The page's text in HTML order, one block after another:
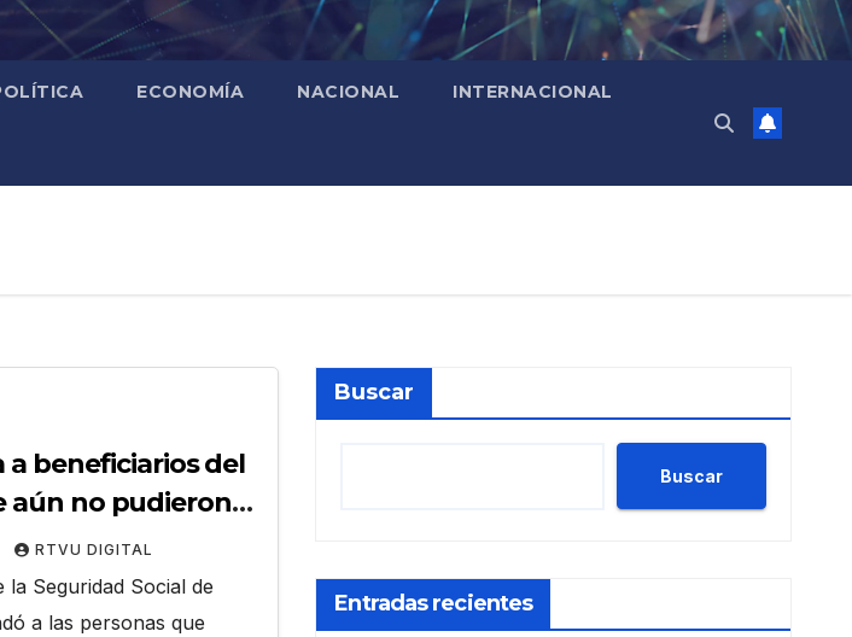
ECONOMÍA NACIONAL INTERNACIONAL
a beneficiarios del
aún no pudieron
RTVU DIGITAL
la Seguridad Social de
a las personas que
Buscar
Buscar
Entradas recientes